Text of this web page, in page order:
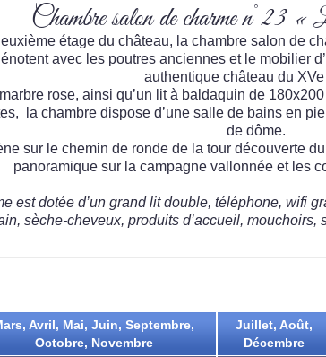
Chambre salon de charme n°23
étage du château, la chambre salon de
avec les poutres anciennes et le mobilier
authentique château du
rose, ainsi qu’un lit à baldaquin de
la chambre dispose d’une salle de bains en
de dôme.
sur le chemin de ronde de la tour découverte
panoramique sur la campagne vallonnée et les
est dotée d’un grand lit double, téléphone, wifi
sèche-cheveux, produits d’accueil, mouchoirs,
Avril, Mai, Juin, Septembre,
Octobre, Novembre
Juillet, Août,
Décembre